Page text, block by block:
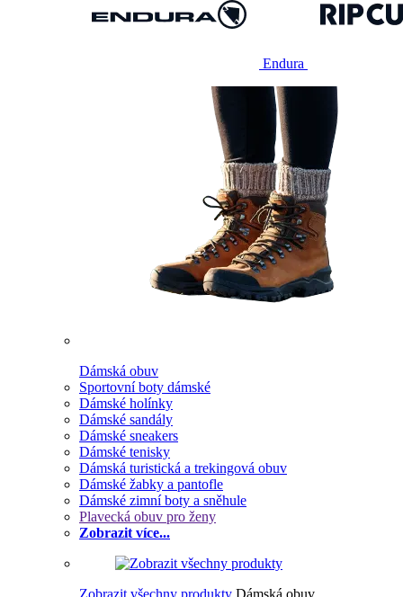
Endura
Dámská obuv
Sportovní boty dámské
Dámské holínky
Dámské sandály
Dámské sneakers
Dámské tenisky
Dámská turistická a trekingová obuv
Dámské žabky a pantofle
Dámské zimní boty a sněhule
Plavecká obuv pro ženy
Zobrazit více...
Zobrazit všechny produkty Dámská obuv